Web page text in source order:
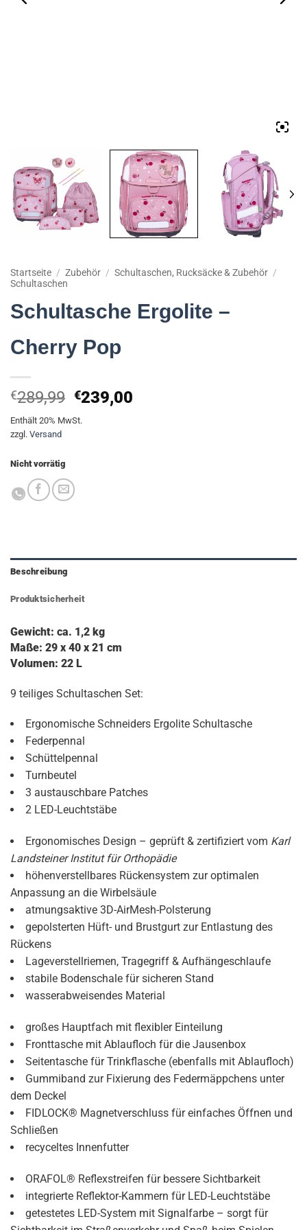
Startseite / Zubehör / Schultaschen, Rucksäcke & Zubehör /
Schultaschen
Schultasche Ergolite –
Cherry Pop
€289,99 Ursprünglicher
Preis
war:
€239,00
Enthält 20% MwSt.
zzgl. Versand
Nicht vorrätig
Beschreibung
Produktsicherheit
Gewicht: ca. 1,2 kg
Maße: 29 x 40 x 21 cm
Volumen: 22 L
9 teiliges Schultaschen Set:
Ergonomische Schneiders Ergolite Schultasche
Federpennal
Schüttelpennal
Turnbeutel
3 austauschbare Patches
2 LED-Leuchtstäbe
Ergonomisches Design – geprüft & zertifiziert vom Karl
Landsteiner Institut für Orthopädie
höhenverstellbares Rückensystem zur optimalen
Anpassung an die Wirbelsäule
atmungsaktive 3D-AirMesh-Polsterung
gepolsterten Hüft- und Brustgurt zur Entlastung des
Rückens
Lageverstellriemen, Tragegriff & Aufhängeschlaufe
stabile Bodenschale für sicheren Stand
wasserabweisendes Material
großes Hauptfach mit flexibler Einteilung
Fronttasche mit Ablaufloch für die Jausenbox
Seitentasche für Trinkflasche (ebenfalls mit Ablaufloch)
Gummiband zur Fixierung des Federmäppchens unter
dem Deckel
FIDLOCK® Magnetverschluss für einfaches Öffnen und
Schließen
recyceltes Innenfutter
ORAFOL® Reflexstreifen für bessere Sichtbarkeit
integrierte Reflektor-Kammern für LED-Leuchtstäbe
getestetes LED-System mit Signalfarbe – sorgt für